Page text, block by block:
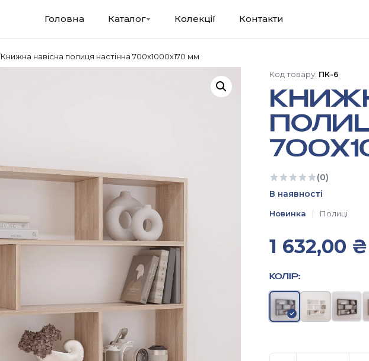
Головна
Каталог Колекції Контакти
Книжна навісна полиця настінна 700х1000х170 мм
Код товару: ПК-6
(0)
Ще немає відгуків
В наявності
Новинка Полиці
1 632,00 ₴
КОЛІР: